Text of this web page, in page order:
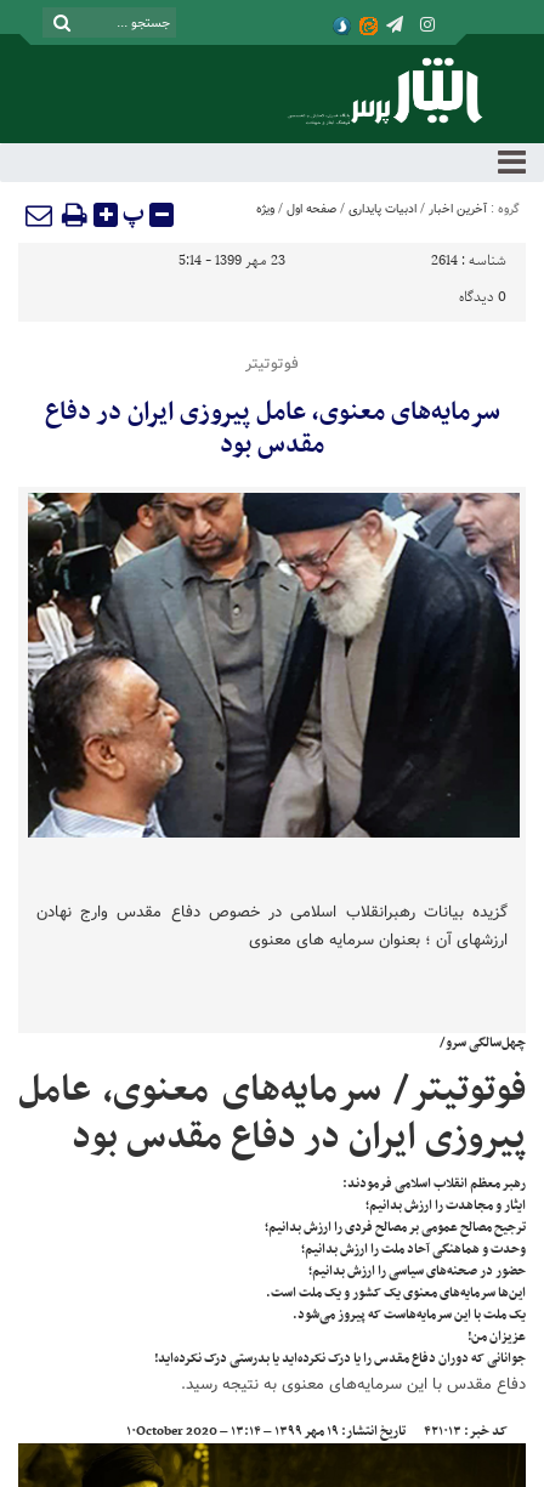
گروه : آخرین اخبار / ادبیات پایداری / صفحه اول / ویژه پ
شناسه : 2614
23 مهر 1399 - 5:14
0 دیدگاه
فوتوتیتر
سرمایه‌های معنوی، عامل پیروزی ایران در دفاع
مقدس بود
گزیده بیانات رهبرانقلاب اسلامی در خصوص دفاع مقدس وارج نهادن
ارزشهای آن ؛ بعنوان سرمایه های معنوی
چهل‌سالگی سرو/
فوتوتیتر/ سرمایه‌های معنوی، عامل
پیروزی ایران در دفاع مقدس بود
رهبر معظم انقلاب اسلامی فرمودند:
ایثار و مجاهدت را ارزش بدانیم؛
ترجیح مصالح عمومی بر مصالح فردی را ارزش بدانیم؛
وحدت و هماهنگی آحاد ملت را ارزش بدانیم؛
حضور در صحنه‌های سیاسی را ارزش بدانیم؛
این‌ها سرمایه‌های معنوی یک کشور و یک ملت است.
یک ملت با این سرمایه‌هاست که پیروز می‌شود.
عزیزان من!
جوانانی که دوران دفاع مقدس را یا درک نکرده‌اید یا بدرستی درک نکرده‌اید!
دفاع مقدس با این سرمایه‌های معنوی به نتیجه رسید.
کد خبر: ۴۲۱۰۱۳ تاریخ انتشار: ۱۹ مهر ۱۳۹۹ – ۱۳:۱۴ – ۱۰October 2020